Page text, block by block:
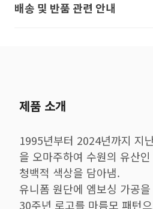
배송 및 반품 관련 안내
제품 소개
1995년부터 2024년까지 지
을 오마주하여 수원의 유산
청백적 색상을 담아냄.
유니폼 원단에 엠보싱 가공
30주년 로고를 마름모 패턴